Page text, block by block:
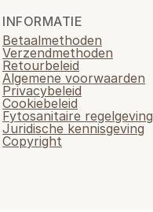
INFORMATIE
Betaalmethoden
Verzendmethoden
Retourbeleid
Algemene voorwaarden
Privacybeleid
Cookiebeleid
Fytosanitaire regelgeving
Juridische kennisgeving
Copyright